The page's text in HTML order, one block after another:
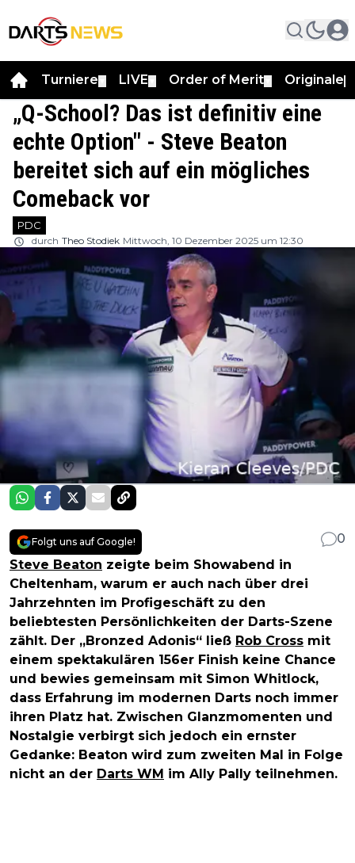
Turniere LIVE Order of Merit Originale
„Q-School? Das ist definitiv eine
echte Option" - Steve Beaton
bereitet sich auf ein mögliches
Comeback vor
PDC
durch Theo Stodiek Mittwoch, 10 Dezember 2025 um 12:30
Folgt uns auf Google!
0
Steve Beaton zeigte beim Showabend in
Cheltenham, warum er auch nach über drei
Jahrzehnten im Profigeschäft zu den
beliebtesten Persönlichkeiten der Darts-Szene
zählt. Der „Bronzed Adonis“ ließ Rob Cross mit
einem spektakulären 156er Finish keine Chance
und bewies gemeinsam mit Simon Whitlock,
dass Erfahrung im modernen Darts noch immer
ihren Platz hat. Zwischen Glanzmomenten und
Nostalgie verbirgt sich jedoch ein ernster
Gedanke: Beaton wird zum zweiten Mal in Folge
nicht an der Darts WM im Ally Pally teilnehmen.